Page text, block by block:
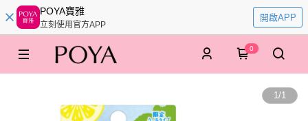
POYA寶雅
立刻使用官方APP
開啟APP
0
1/1